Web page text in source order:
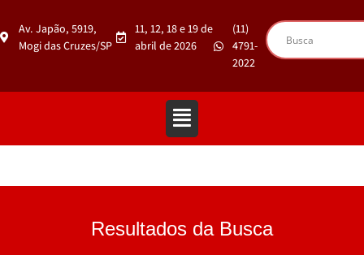
Av. Japão, 5919,
Mogi das Cruzes/SP
11, 12, 18 e 19 de
abril de 2026
(11)
4791-
2022
Resultados da Busca